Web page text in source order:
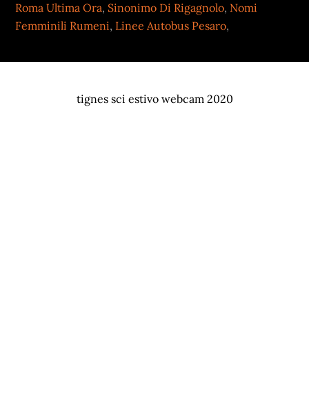
Roma Ultima Ora, Sinonimo Di Rigagnolo, Nomi
Femminili Rumeni, Linee Autobus Pesaro,
tignes sci estivo webcam 2020